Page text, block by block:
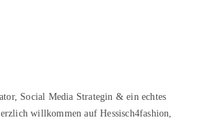
Social Media Strategin & ein echtes
willkommen auf Hessisch4fashion,